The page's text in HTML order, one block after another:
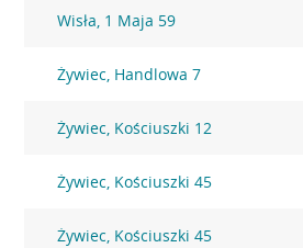
Wisła, 1 Maja 59
Żywiec, Handlowa 7
Żywiec, Kościuszki 12
Żywiec, Kościuszki 45
Żywiec, Kościuszki 45